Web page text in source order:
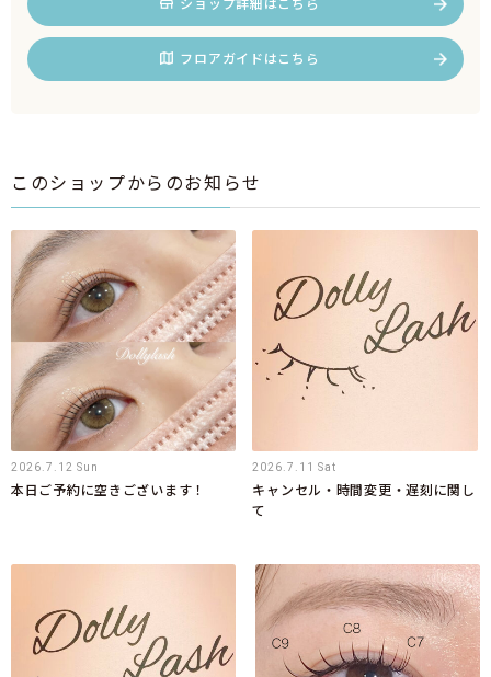
フロアガイドはこちら
このショップからのお知らせ
2026.7.12 Sun
本日ご予約に空きございます！
2026.7.11 Sat
キャンセル・時間変更・遅刻に関し
て